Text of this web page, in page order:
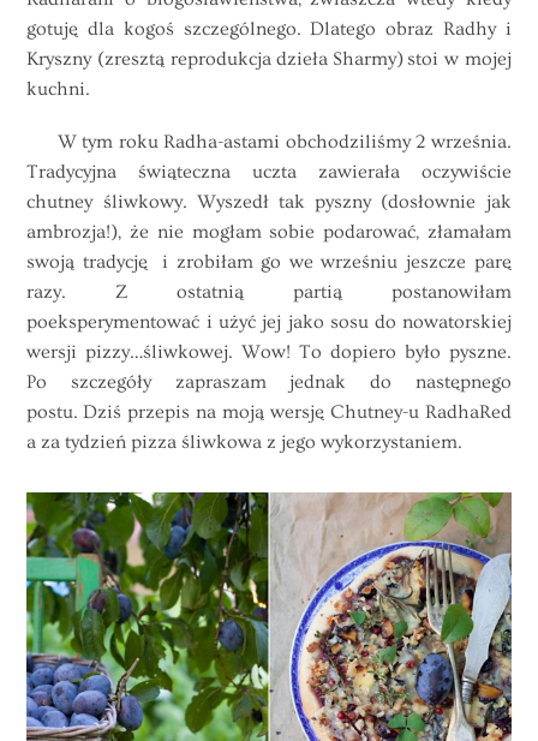
gotuję dla kogoś szczególnego. Dlatego obraz Radhy i
Kryszny (zresztą reprodukcja dzieła Sharmy) stoi w mojej
kuchni.
W tym roku Radha-astami obchodziliśmy 2 września.
Tradycyjna świąteczna uczta zawierała oczywiście
chutney śliwkowy. Wyszedł tak pyszny (dosłownie jak
ambrozja!), że nie mogłam sobie podarować, złamałam
swoją tradycję i zrobiłam go we wrześniu jeszcze parę
razy. Z ostatnią partią postanowiłam
poeksperymentować i użyć jej jako sosu do nowatorskiej
wersji pizzy…śliwkowej. Wow! To dopiero było pyszne.
Po szczegóły zapraszam jednak do następnego
postu. Dziś przepis na moją wersję Chutney-u RadhaRed
a za tydzień pizza śliwkowa z jego wykorzystaniem.